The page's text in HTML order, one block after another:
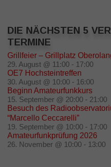
DIE NÄCHSTEN 5
TERMINE
Grillfeier – Grillplatz
29. August @ 11:00 - 17:00
OE7 Hochsteintreffen
30. August @ 10:00 - 16:00
Beginn Amateurfunkkurs
15. September @ 20:00 - 21:00
Besuch des
“Marcello Ceccarelli”
19. September @ 10:00 - 17:00
Amateurfunkprüfung 2026
26. November @ 10:00 - 13:00